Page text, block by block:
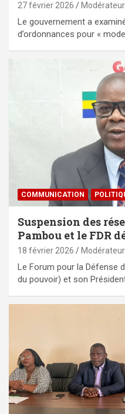
27 février 2026
Le gouvernement a
d’ordonnances pour «
COMMUNICATION
Suspension des
Pambou et le FDR
18 février 2026
Le Forum pour la Défense
du pouvoir) et son